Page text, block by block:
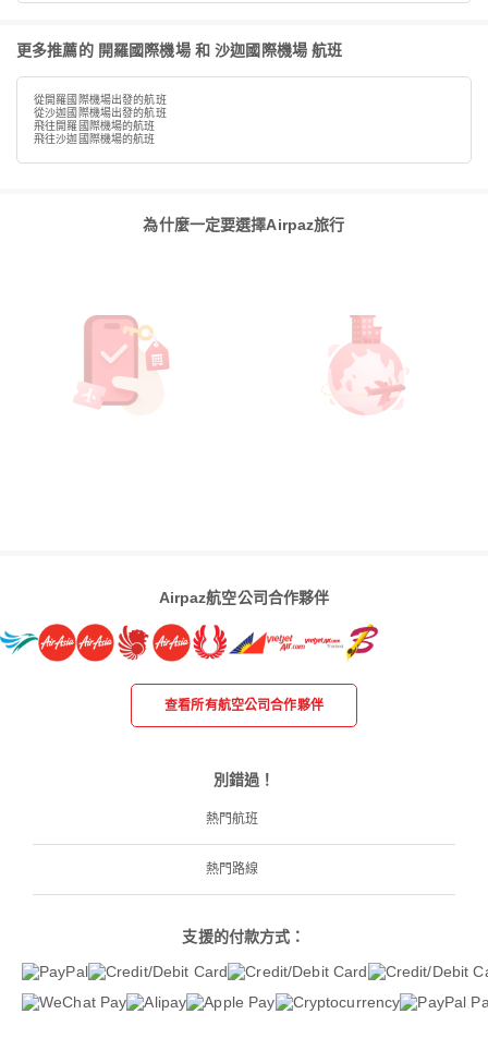
更多推薦的 開羅國際機場 和 沙迦國際機場 航班
從開羅國際機場出發的航班
從沙迦國際機場出發的航班
飛往開羅國際機場的航班
飛往沙迦國際機場的航班
為什麼一定要選擇Airpaz旅行
Airpaz航空公司合作夥伴
查看所有航空公司合作夥伴
別錯過！
熱門航班
熱門路線
支援的付款方式：